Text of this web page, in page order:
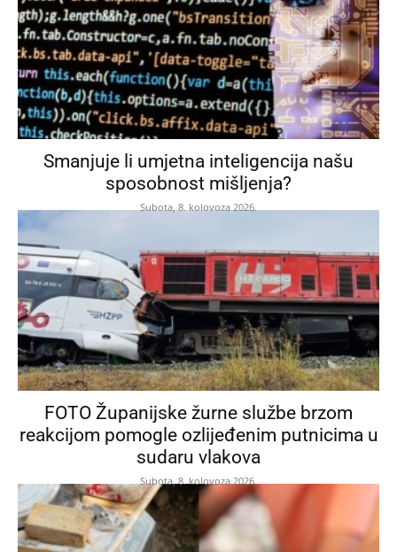
Smanjuje li umjetna inteligencija našu
sposobnost mišljenja?
Subota, 8. kolovoza 2026.
FOTO Županijske žurne službe brzom
reakcijom pomogle ozlijeđenim putnicima u
sudaru vlakova
Subota, 8. kolovoza 2026.